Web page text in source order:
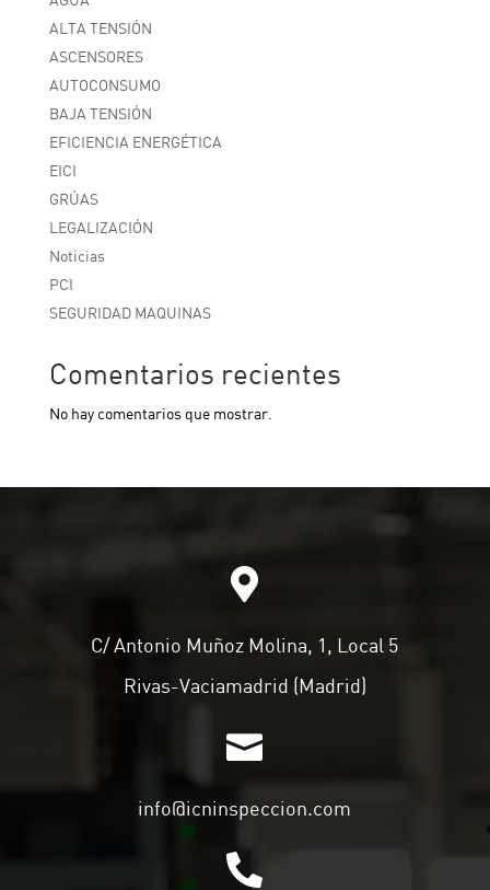
ALTA TENSIÓN
ASCENSORES
AUTOCONSUMO
BAJA TENSIÓN
EFICIENCIA ENERGÉTICA
EICI
GRÚAS
LEGALIZACIÓN
Noticias
PCI
SEGURIDAD MAQUINAS
Comentarios recientes
No hay comentarios que mostrar.

C/ Antonio Muñoz Molina, 1, Local 5
Rivas-Vaciamadrid (Madrid)

info@icninspeccion.com
